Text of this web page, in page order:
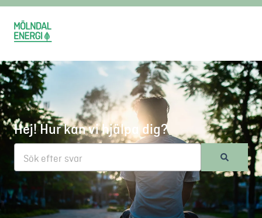
Hej! Hur kan vi hjälpa dig?
Det finns inga förslag eftersom sökfältet är tomt.